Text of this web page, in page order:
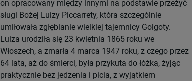
on opracowany między innymi na podstawie przeżyć
sługi Bożej Luizy Piccarrety, która szczególnie
umiłowała zgłębianie wielkiej tajemnicy Golgoty.
Luiza urodziła się 23 kwietnia 1865 roku we
Włoszech, a zmarła 4 marca 1947 roku, z czego przez
64 lata, aż do śmierci, była przykuta do łóżka, żyjąc
praktycznie bez jedzenia i picia, z wyjątkiem